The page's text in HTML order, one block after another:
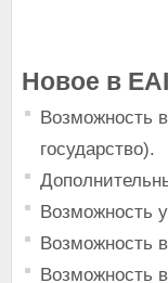
Новое в
Возможность
государство).
Возможность
Возможность
Возможность